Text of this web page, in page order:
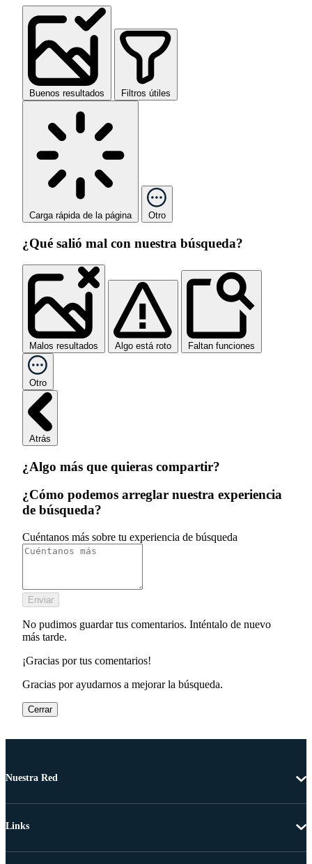
Buenos resultados Filtros útiles
Carga rápida de la página Otro
¿Qué salió mal con nuestra búsqueda?
Malos resultados Algo está roto Faltan funciones
Otro
Atrás
¿Algo más que quieras compartir?
¿Cómo podemos arreglar nuestra experiencia
de búsqueda?
Cuéntanos más sobre tu experiencia de búsqueda
Enviar
No pudimos guardar tus comentarios. Inténtalo de nuevo
más tarde.
¡Gracias por tus comentarios!
Gracias por ayudarnos a mejorar la búsqueda.
Cerrar
Nuestra Red
Links